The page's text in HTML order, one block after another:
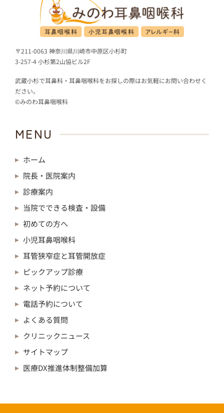
〒211-0063 神奈川県川崎市中原区小杉町
3-257-4 小杉第2山協ビル2F
武蔵小杉で耳鼻科・耳鼻咽喉科をお探しの際はお気軽にお問い合わせく
ださい。
©みのわ耳鼻咽喉科
MENU
ホーム
院長・医院案内
診療案内
当院でできる検査・設備
初めての方へ
小児耳鼻咽喉科
耳管狭窄症と耳管開放症
ピックアップ診療
ネット予約について
電話予約について
よくある質問
クリニックニュース
サイトマップ
医療DX推進体制整備加算